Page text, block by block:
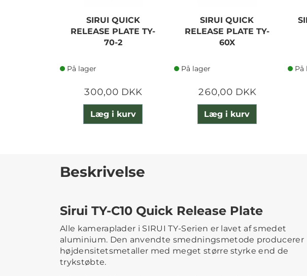
SIRUI QUICK
RELEASE PLATE TY-
70-2
På lager
300,00 DKK
Læg i kurv
SIRUI QUICK
RELEASE PLATE TY-
60X
På lager
260,00 DKK
Læg i kurv
På
Beskrivelse
Sirui TY-C10 Quick Release Plate
Alle kameraplader i SIRUI TY-Serien er lavet af smedet
aluminium. Den anvendte smedningsmetode producerer
højdensitetsmetaller med meget større styrke end de
trykstøbte.